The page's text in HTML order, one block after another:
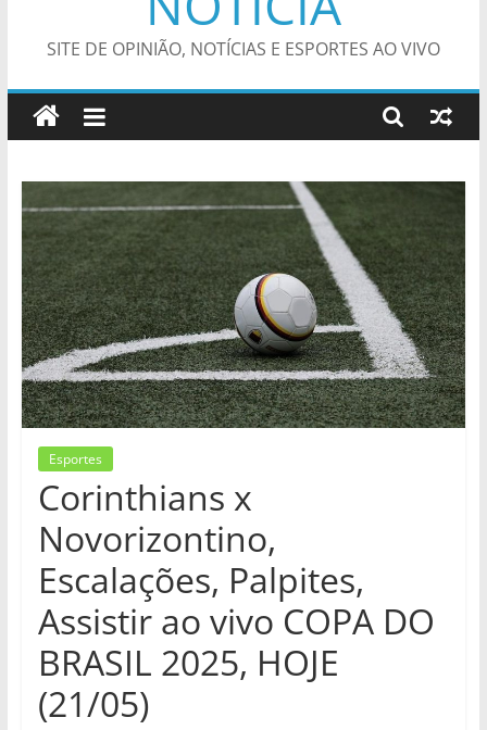
SITE DE OPINIÃO, NOTÍCIAS E ESPORTES AO VIVO
Esportes
Corinthians x
Novorizontino,
Escalações, Palpites,
Assistir ao vivo COPA DO
BRASIL 2025, HOJE
(21/05)